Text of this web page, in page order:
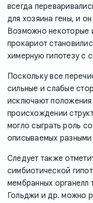
всегда
для хозяина гены, и
Возможно некоторые
прокариот
химерную гипотезу с
Поскольку все
сильные и слабые
исключают положения
происхождении
могло сыграть роль
описываемых разными
Следует также
симбиотической
мембранных органелл
Гольджи и др. можно